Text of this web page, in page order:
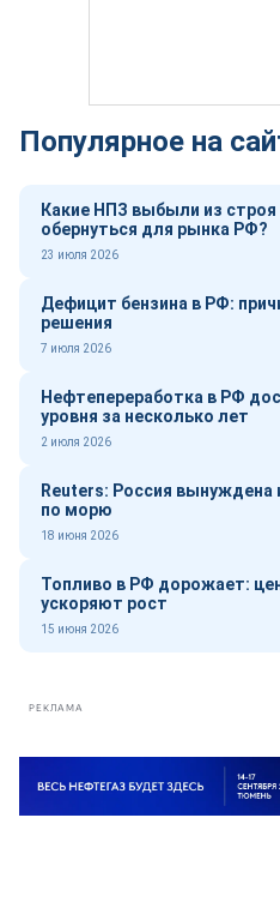
Популярное на
Какие НПЗ выбыли из
обернуться для рынка РФ?
23 июля 2026
Дефицит бензина в РФ:
решения
7 июля 2026
Нефтепереработка в РФ
уровня за несколько лет
2 июля 2026
Reuters: Россия
по морю
18 июня 2026
Топливо в РФ дорожает:
ускоряют рост
15 июня 2026
РЕКЛАМА